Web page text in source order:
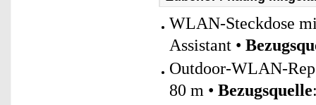
WLAN-Steckdose
Assistant •
Outdoor-WLAN-
80 m • Bezugsquelle